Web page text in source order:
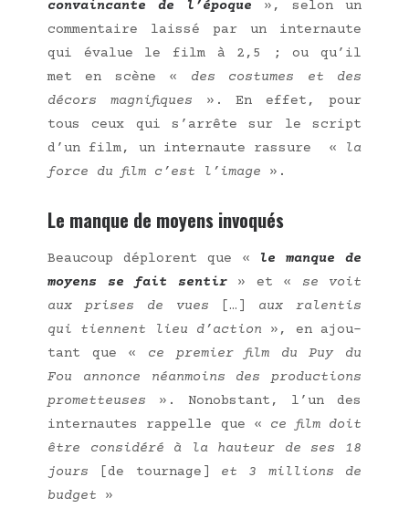
convain­cante de l’époque », selon un
com­men­taire lais­sé par un inter­naute
qui éva­lue le film à 2,5 ; ou qu’il
met en scène « des cos­tumes et des
décors magni­fiques ». En effet, pour
tous ceux qui s’arrête sur le script
d’un film, un inter­naute ras­sure «
la
force du film c’est l’image ».
Le manque de moyens invoqués
Beau­coup déplorent que « le manque de
moyens se fait sen­tir» et « se voit
aux prises
de vues […] aux
ralen­tis
qui tiennent lieu d’action », en ajou­
tant que « ce pre­mier film du Puy du
Fou annonce néan­moins des pro­duc­tions
pro­met­teuses ». Non­obs­tant, l’un des
inter­nautes rap­pelle que « ce film doit
être consi­dé­ré à la hau­teur de ses 18
jours [de tour­nage] et 3 mil­lions de
bud­get »